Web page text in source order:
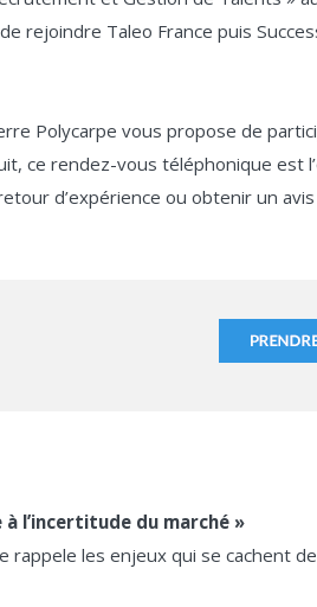
rejoindre Taleo France puis
Polycarpe vous propose de
ce rendez-vous téléphonique est
d’expérience ou obtenir un avis
l’incertitude du marché »
rappele les enjeux qui se cachent